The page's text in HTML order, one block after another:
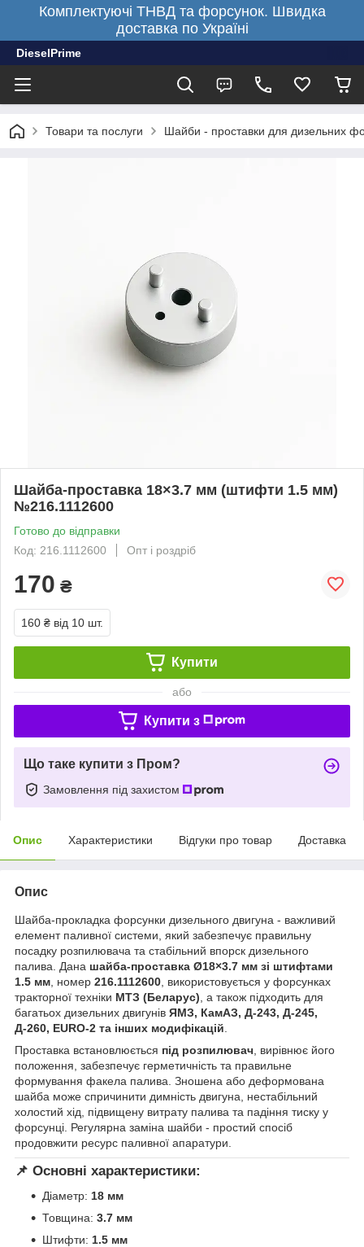
Комплектуючі ТНВД та форсунок. Швидка
доставка по Україні
DieselPrime
Товари та послуги Шайби - проставки для дизельних
Шайба-проставка 18×3.7 мм (штифти 1.5 мм)
№216.1112600
Готово до відправки
Код: 216.1112600
Опт і роздріб
170 ₴
160 ₴ від 10 шт.
Купити
або
Купити з
Що таке купити з Пром?
Замовлення під захистом
Опис Характеристики Відгуки про товар Доставка
Опис
Шайба-прокладка форсунки дизельного двигуна - важливий
елемент паливної системи, який забезпечує правильну
посадку розпилювача та стабільний впорск дизельного
палива. Дана шайба-проставка Ø18×3.7 мм зі штифтами
1.5 мм , номер 216.1112600 , використовується у форсунках
тракторної техніки МТЗ (Беларус) , а також підходить для
багатьох дизельних двигунів ЯМЗ, КамАЗ, Д-243, Д-245,
Д-260, EURO-2 та інших модифікацій
Проставка встановлюється під розпилювач , вирівнює його
положення, забезпечує герметичність та правильне
формування факела палива. Зношена або деформована
шайба може спричинити димність двигуна, нестабільний
холостий хід, підвищену витрату палива та падіння тиску у
форсунці. Регулярна заміна шайби - простий спосіб
продовжити ресурс паливної апаратури.
📌 Основні характеристики:
Діаметр: 18 мм
Товщина: 3.7 мм
Штифти: 1.5 мм